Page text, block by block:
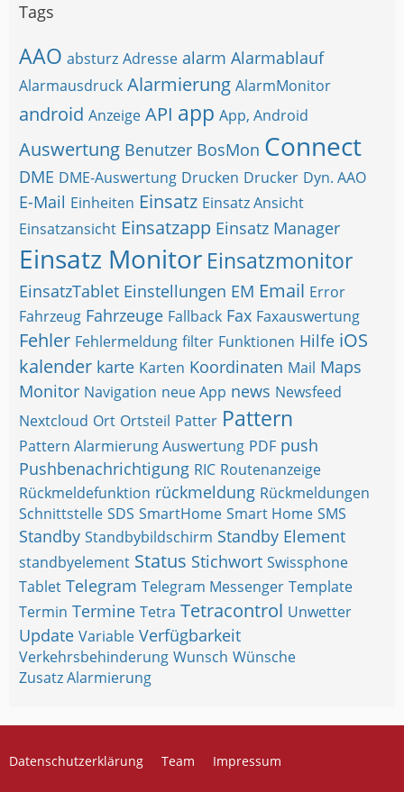
Tags
AAO absturz Adresse alarm Alarmablauf
Alarmausdruck Alarmierung AlarmMonitor
android Anzeige API app App, Android
Auswertung Benutzer BosMon Connect
DME DME-Auswertung Drucken Drucker Dyn. AAO
E-Mail Einheiten Einsatz Einsatz Ansicht
Einsatzansicht Einsatzapp Einsatz Manager
Einsatz Monitor Einsatzmonitor
EinsatzTablet Einstellungen EM Email Error
Fahrzeug Fahrzeuge Fallback Fax Faxauswertung
Fehler Fehlermeldung filter Funktionen Hilfe iOS
kalender karte Karten Koordinaten Mail Maps
Monitor Navigation neue App news Newsfeed
Nextcloud Ort Ortsteil Patter Pattern
Pattern Alarmierung Auswertung PDF push
Pushbenachrichtigung RIC Routenanzeige
Rückmeldefunktion rückmeldung Rückmeldungen
Schnittstelle SDS SmartHome Smart Home SMS
Standby Standbybildschirm Standby Element
standbyelement Status Stichwort Swissphone
Tablet Telegram Telegram Messenger Template
Termin Termine Tetra Tetracontrol Unwetter
Update Variable Verfügbarkeit
Verkehrsbehinderung Wunsch Wünsche
Zusatz Alarmierung
Datenschutzerklärung Team Impressum